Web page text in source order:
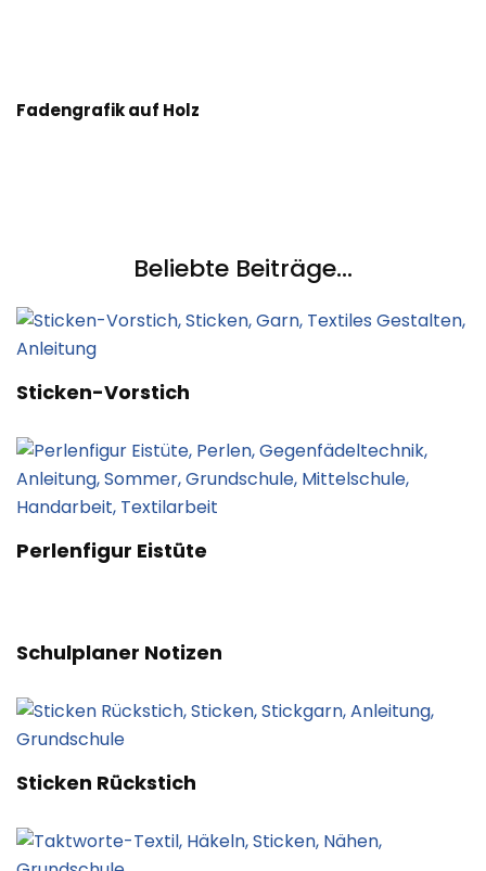
Fadengrafik auf Holz
Beliebte Beiträge...
Sticken-Vorstich
Perlenfigur Eistüte
Schulplaner Notizen
Sticken Rückstich